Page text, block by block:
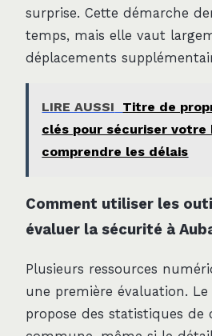
surprise. Cette démarche
temps, mais elle vaut
déplacements
LIRE AUSSI
Titre de
clés pour sécuriser votre
comprendre les délais
Comment utiliser les
évaluer la sécurité à
Plusieurs ressources
une première évaluation. Le
propose des statistiques de